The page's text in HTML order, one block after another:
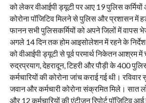
को लेकर वीआईपी ड्यूटी पर आए 19 पुलिस कर्मियों
कोरोना पॉजिटिव मिलने से पुलिस और प्रशासन
फानन सभी पुलिसकर्मियों को अपने जिलों में वापस
अगले 14 दिन तक होम आइसोलेशन में रहने के निर्देश
को वीआईपी ड्यूटी से पूर्व परमार्थ निकेतन आश्रम में
रुद्रप्रयाग, देहरादून, टिहरी और पौड़ी के 400
कर्मचारियों की कोरोना जांच कराई गई थी।
जवान और कर्मचारी कोरोना संक्रमित मिले। सात
और 12 कर्मचारियों की एंटीजन रिपोर्ट पॉजिटिव